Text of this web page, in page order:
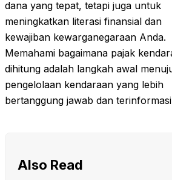
dana yang tepat, tetapi juga untuk
meningkatkan literasi finansial dan
kewajiban kewarganegaraan Anda.
Memahami bagaimana pajak
dihitung adalah langkah awal
pengelolaan kendaraan yang lebih
bertanggung jawab dan
Also Read